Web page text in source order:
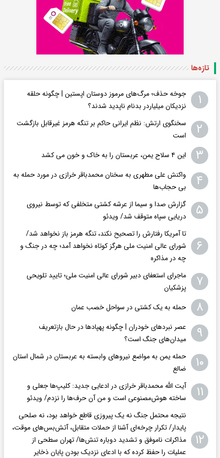
تازه‌ها
۱
جوخه حذف؛ مرگ‌های مرموز دوستان اپستین | چگونه حلقه
نزدیکان میلیاردر بدنام ناپدید شدند؟
۲
سخنگوی ارتش: نظم ایرانی حاکم بر تنگه هرمز غیرقابل بازگشت
است
۳ این ۴ سلاح یمن، عربستان را به خاک و خون می کشد
۴
واکنش علی مطهری به سخنان محمدباقر خرازی در مورد حمله به
بی حجاب‌ها
۵
گزارش صدا و سیما از عرشه کشتی متخلفی که توسط نیروی
دریایی سپاه متوقف شد/ ویدئو
۶
تا آمریکا رفتارش را تصحیح نکند، تنگه هرمز باز نخواهد شد/
شورای عالی امنیت ملی هرگز کوتاه نخواهد آمد؛ چه در جنگ و
چه در مذاکره
۷
ماجرای استعفای دبیر شورای عالی امنیت ملی؛ تایید تلویحی
پزشکیان
۸ حمله به یک کشتی در سواحل خصب عمان
۹
عصر نبردهای خودران | چگونه پهپادها در حال بازتعریف
میدان‌های جنگ است؟
۱۰
حمله یمن به مواضع نیروهای وابسته به عربستان در شمال استان
ضالع
۱۱
آیت الله محمدباقر خرازی در ادعایی جدید: کلیپ‌ها جعلی و
ساخته هوش‌مصنوعی است و من آن حرف‌ها را نزدم/ ویدئو
۱۲
نتیجه محتمل جنگ نه یک پیروزی قاطع خواهد بود، نه صلحی
پایدار/ تکرار چرخه‌ای آشنا از حملات متقابل، آتش‌بس‌های موقت،
مذاکرات ناموفق و تشدید دوباره تنش‌ها/ تهران سطحی از
عملیات را حفظ کرده که با ادعای نزدیک بودن پایان ذخایر